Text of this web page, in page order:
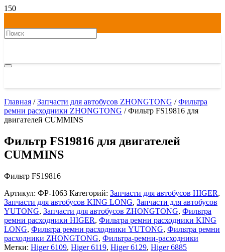
Главная /Запчасти для автобусов ZHONGTONG /Фильтра
ремни расходники ZHONGTONG / Фильтр FS19816 для
двигателей CUMMINS
Фильтр FS19816 для двигателей
CUMMINS
Фильтр FS19816
Артикул: ФР-1063 Категорий: Запчасти для автобусов HIGER,
Запчасти для автобусов KING LONG, Запчасти для автобусов
YUTONG, Запчасти для автобусов ZHONGTONG, Фильтра
ремни расходники HIGER, Фильтра ремни расходники KING
LONG, Фильтра ремни расходники YUTONG, Фильтра ремни
расходники ZHONGTONG, Фильтра-ремни-расходники
Метки: Higer 6109, Higer 6119, Higer 6129, Higer 6885